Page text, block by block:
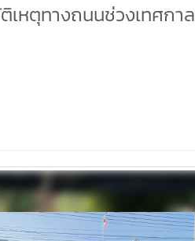
หตุทางถนนช่วงเทศกาล